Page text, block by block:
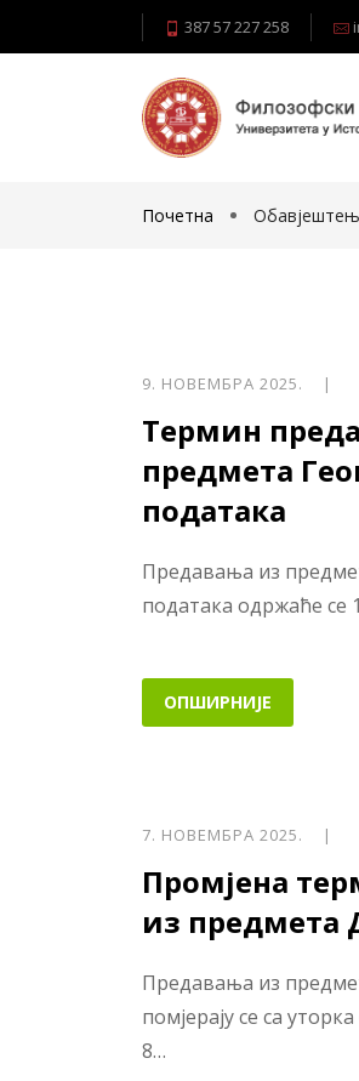
387 57 227 258
Почетна
9. НОВЕМБРА 2025. |
Термин
предмета
података
Предавања из
података одржаће се
ОПШИРНИЈЕ
7. НОВЕМБРА 2025. |
Промјена
из предмета
Предавања из
помјерају се са
8…